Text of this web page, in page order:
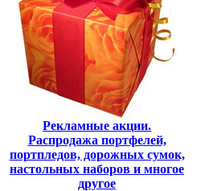
Рекламные акции.
Распродажа портфелей,
портпледов, дорожных сумок,
настольных наборов и многое
другое